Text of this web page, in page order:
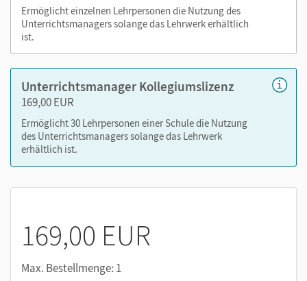
Schulbuch Lehrkräftefassung Plus
didaktische Kommentare und Kopiervorlagen
auch über lernen.cornelsen.de)
Workbook (Arbeitsheft zum Schulbuch)
Workbook Lehrkräftefassung mit Audios und
Transkripten
alle Audios und Videos des Schulbuchs mit
Transkripten
Vorschläge zur Leistungsmessung (inklusive Audios,
Kopiervorlagen mit Aufgaben auf bis zu vier
Niveaustufen
Lern- und Arbeitsheft für Lernende mit erhöhtem
Ermöglicht einzelnen Lehrpersonen die Nutzung des
Unterrichtsmanagers solange das Lehrwerk erhältlich
ist.
Unterrichtsmanager Kollegiumslizenz
169,00 EUR
Ermöglicht 30 Lehrpersonen einer Schule die Nutzung
des Unterrichtsmanagers solange das Lehrwerk
erhältlich ist.
169,00 EUR
Max. Bestellmenge: 1